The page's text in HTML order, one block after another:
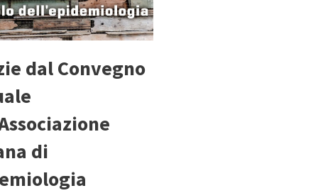
dal Convegno
di